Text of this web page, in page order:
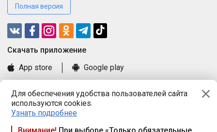
Для обеспечения удобства пользователей сайта
используются cookies.
Узнать подробнее
Полная версия
Cкачать приложение
App store
Google play
Книга замечаний и предложений
Правила и документы
Praca.by © 2000—2026, ООО «ПРАЦА БАЙ»